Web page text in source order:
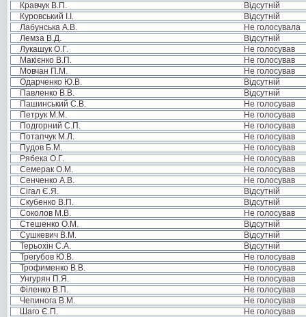
Кравчук В.П.
Відсутній
Куровський І.І.
Відсутній
Лабунська А.В.
Не голосувала
Лемза В.Д.
Відсутній
Лукашук О.Г.
Не голосував
Макієнко В.П.
Не голосував
Мовчан П.М.
Не голосував
Одарченко Ю.В.
Відсутній
Павленко В.В.
Відсутній
Пашинський С.В.
Не голосував
Петрук М.М.
Не голосував
Подгорний С.П.
Не голосував
Потапчук М.Л.
Не голосував
Пудов Б.М.
Не голосував
Рябека О.Г.
Не голосував
Семерак О.М.
Не голосував
Сенченко А.В.
Не голосував
Сігал Є.Я.
Відсутній
Скубенко В.П.
Відсутній
Соколов М.В.
Не голосував
Стешенко О.М.
Відсутній
Сушкевич В.М.
Відсутній
Терьохін С.А.
Відсутній
Трегубов Ю.В.
Не голосував
Трофименко В.В.
Не голосував
Унгурян П.Я.
Не голосував
Філенко В.П.
Не голосував
Чепинога В.М.
Не голосував
Шаго Є.П.
Не голосував